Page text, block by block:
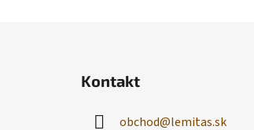
Kontakt
obchod@lemitas.sk